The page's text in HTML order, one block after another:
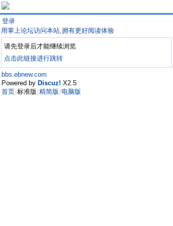
登录
用掌上论坛访问本站,拥有更好阅读体验
请先登录后才能继续浏览
点击此链接进行跳转
bbs.ebnew.com
Powered by Discuz! X2.5
首页 标准版 精简版 电脑版